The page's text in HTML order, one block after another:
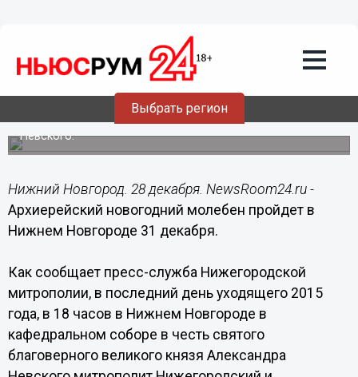
Выбрать регион
Архиерейский новогодний молебен
пройдет в Нижнем Новгороде 31
Молебен проведут в кафедральном соборе в честь
святого благоверного великого князя Александра
Невского.
Нижний Новгород. 28 декабря. NewsRoom24.ru -
Архиерейский новогодний молебен пройдет в
Нижнем Новгороде 31 декабря.
Как сообщает пресс-служба Нижегородской
митрополии, в последний день уходящего 2015
года, в 18 часов в Нижнем Новгороде в
кафедральном соборе в честь святого
благоверного великого князя Александра